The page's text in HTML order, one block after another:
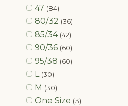
47 (84)
80/32 (36)
85/34 (42)
90/36 (60)
95/38 (60)
L (30)
M (30)
One Size (3)